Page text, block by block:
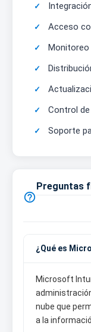
Acceso
Monitoreo
Control
Soporte

Preguntas
¿Qué es
Microsoft
nube que
a la